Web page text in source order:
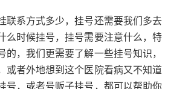
联系方式多少，挂号还需要我们多去
么时候挂号，挂号需要注意什么，特
的，我们更需要了解一些挂号知识，
或者外地想到这个医院看病又不知道
号，或者号贩子挂号，都可以帮助你